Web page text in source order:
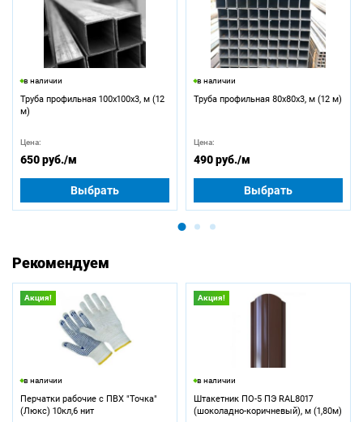
в наличии
Труба профильная 100х100х3, м (12
м)
Цена:
650 руб./м
Выбрать
в наличии
Труба профильная 80х80х3, м (12 м)
Цена:
490 руб./м
Выбрать
Рекомендуем
Акция!
в наличии
Перчатки рабочие с ПВХ "Точка"
(Люкс) 10кл,6 нит
Акция!
в наличии
Штакетник ПО-5 ПЭ RAL8017
(шоколадно-коричневый), м (1,80м)